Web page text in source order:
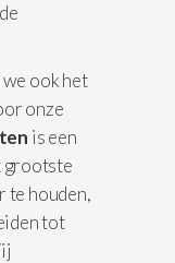
ook het
onze
is een
grootste
te houden,
tot